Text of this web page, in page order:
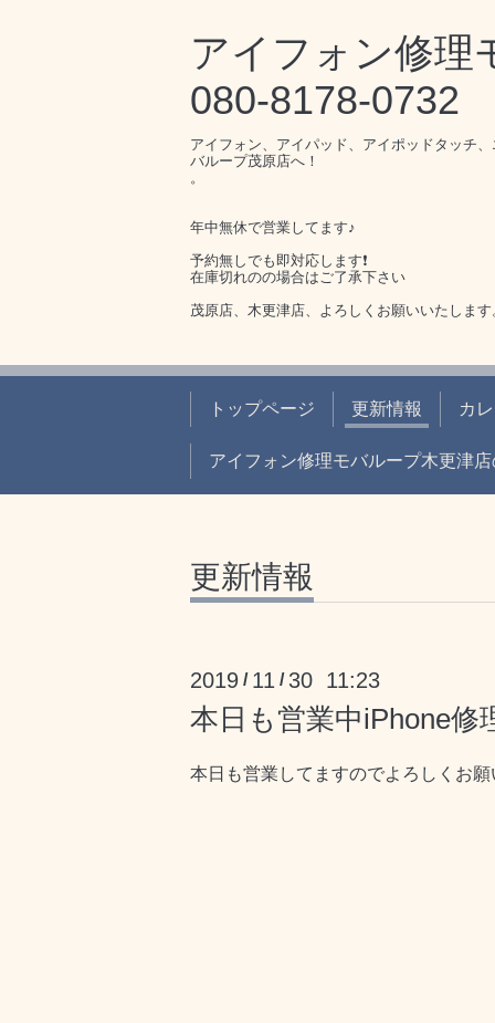
アイフォン修
080-8178-0732
アイフォン、アイパッド、アイポッドタッチ
バループ茂原店へ！
。
年中無休で営業してます♪
予約無しでも即対応します❗️
在庫切れのの場合はご了承下さい
茂原店、木更津店、よろしくお願いいたしま
トップページ 更新情報 カ
アイフォン修理モバループ木更津
更新情報
2019 / 11 / 30 11:23
本日も営業中iPhone修
本日も営業してますのでよろしくお